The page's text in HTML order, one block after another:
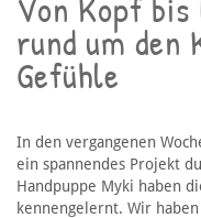
rund um den
Gefühle
In den vergangenen
ein spannendes Projekt
Handpuppe Myki haben
kennengelernt. Wir